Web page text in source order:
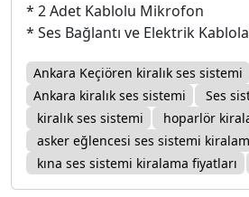
* 2 Adet Kablolu Mikrofon
* Ses Bağlantı ve Elektrik
Ankara Keçiören kiralık ses sistemi
Ankara kiralık ses sistemi
Ses
kiralık ses sistemi
hoparlör
asker eğlencesi ses sistemi
kına ses sistemi kiralama fiyatları